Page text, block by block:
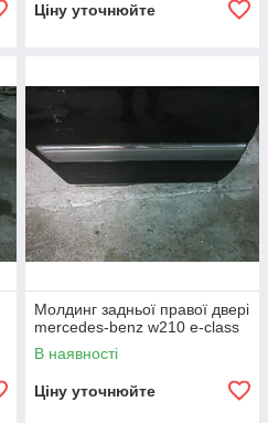
Ціну уточнюйте
Молдинг задньої правої двері
mercedes-benz w210 e-class
В наявності
Ціну уточнюйте